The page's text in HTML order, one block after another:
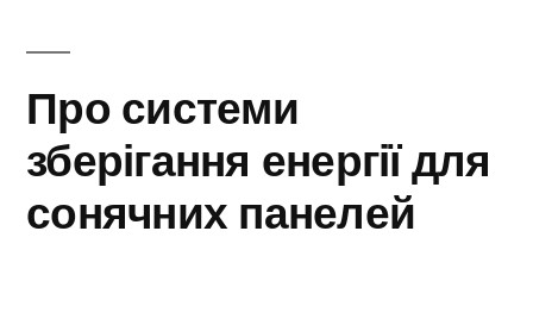
Про системи
зберігання енергії для
сонячних панелей